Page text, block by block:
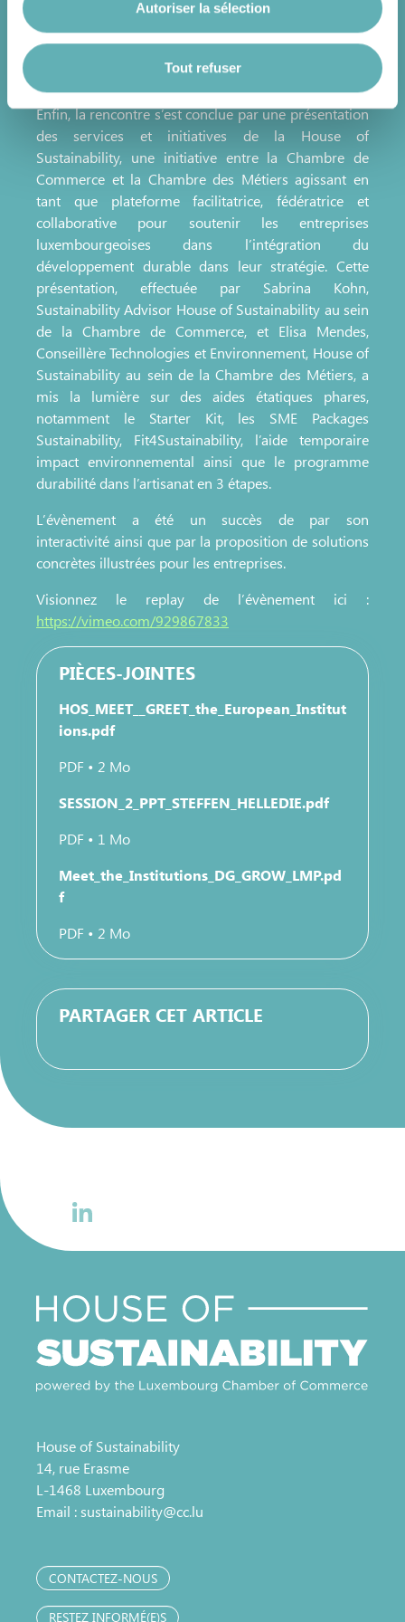
Vous avez la possibilité de modifier ou retirer votre
consentement à tout moment en cliquant sur l’icône
flottante en bas à gauche de chaque page.
Pour de plus amples informations sur la manière dont
nous utilisons les cookies et sommes amenés à traiter
vos données personnelles, vous pouvez consulter notre
Charte d’usage des cookieset notre
Politique de
protection des données personnelles.
Autoriser la sélection
Tout refuser
consommation énergétique d’au moins de 5%. Dans
le cadre du projet EENergy, des subventions jusqu’à
Enfin, la rencontre s’est conclue par une présentation
des services et initiatives de la House of
Sustainability, une initiative entre la Chambre de
Commerce et la Chambre des Métiers agissant en
tant que plateforme facilitatrice, fédératrice et
collaborative pour soutenir les entreprises
luxembourgeoises dans l’intégration du
développement durable dans leur stratégie. Cette
présentation, effectuée par Sabrina Kohn,
Sustainability Advisor House of Sustainability au sein
de la Chambre de Commerce, et Elisa Mendes,
Conseillère Technologies et Environnement, House of
Sustainability au sein de la Chambre des Métiers, a
mis la lumière sur des aides étatiques phares,
notamment le Starter Kit, les SME Packages
Sustainability, Fit4Sustainability, l’aide temporaire
impact environnemental ainsi que le programme
durabilité dans l’artisanat en 3 étapes.
L’évènement a été un succès de par son
interactivité ainsi que par la proposition de solutions
concrètes illustrées pour les entreprises.
Visionnez le replay de l’évènement ici :
https://vimeo.com/929867833
PIÈCES-JOINTES
HOS_MEET__GREET_the_European_Institut
ions.pdf
PDF • 2 Mo
SESSION_2_PPT_STEFFEN_HELLEDIE.pdf
PDF • 1 Mo
Meet_the_Institutions_DG_GROW_LMP.pd
f
PDF • 2 Mo
PARTAGER CET ARTICLE
House of Sustainability
14, rue Erasme
L-1468 Luxembourg
Email :sustainability@cc.lu
CONTACTEZ-NOUS
RESTEZ INFORMÉ(E)S